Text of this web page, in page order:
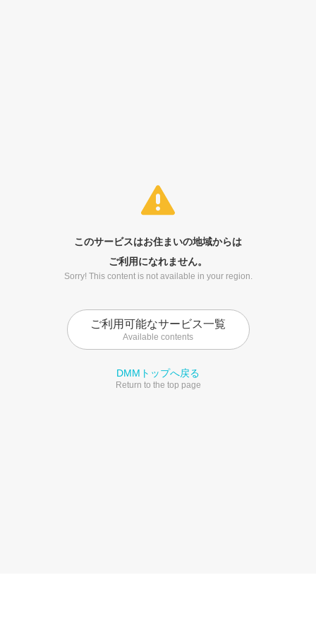
このサービスはお住まいの地域からは
ご利用になれません。
Sorry! This content is not available in your region.
ご利用可能なサービス一覧
Available contents
DMMトップへ戻る
Return to the top page